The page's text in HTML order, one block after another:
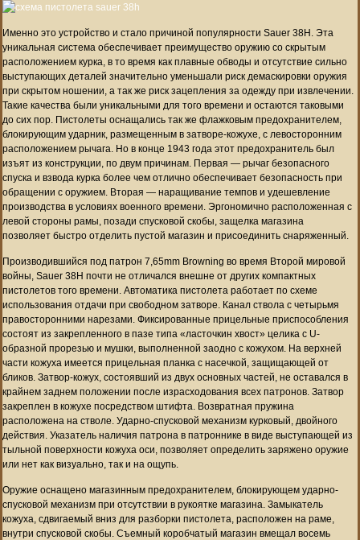
Именно это устройство и стало причиной популярности Sauer 38H. Эта
уникальная система обеспечивает преимущество оружию со скрытым
расположением курка, в то время как плавные обводы и отсутствие сильно
выступающих деталей значительно уменьшали риск демаскировки оружия
при скрытом ношении, а так же риск зацепления за одежду при извлечении.
Такие качества были уникальными для того времени и остаются таковыми
до сих пор. Пистолеты оснащались так же флажковым предохранителем,
блокирующим ударник, размещенным в затворе-кожухе, с левосторонним
расположением рычага. Но в конце 1943 года этот предохранитель был
изъят из конструкции, по двум причинам. Первая — рычаг безопасного
спуска и взвода курка более чем отлично обеспечивает безопасность при
обращении с оружием. Вторая — наращивание темпов и удешевление
производства в условиях военного времени. Эргономично расположенная с
левой стороны рамы, позади спусковой скобы, защелка магазина
позволяет быстро отделить пустой магазин и присоединить снаряженный.
Производившийся под патрон 7,65mm Browning во время Второй мировой
войны, Sauer 38H почти не отличался внешне от других компактных
пистолетов того времени. Автоматика пистолета работает по схеме
использования отдачи при свободном затворе. Канал ствола с четырьмя
правосторонними нарезами. Фиксированные прицельные приспособления
состоят из закрепленного в пазе типа «ласточкин хвост» целика с U-
образной прорезью и мушки, выполненной заодно с кожухом. На верхней
части кожуха имеется прицельная планка с насечкой, защищающей от
бликов. Затвор-кожух, состоявший из двух основных частей, не оставался в
крайнем заднем положении после израсходования всех патронов. Затвор
закреплен в кожухе посредством штифта. Возвратная пружина
расположена на стволе. Ударно-спусковой механизм курковый, двойного
действия. Указатель наличия патрона в патроннике в виде выступающей из
тыльной поверхности кожуха оси, позволяет определить заряжено оружие
или нет как визуально, так и на ощупь.
Оружие оснащено магазинным предохранителем, блокирующем ударно-
спусковой механизм при отсутствии в рукоятке магазина. Замыкатель
кожуха, сдвигаемый вниз для разборки пистолета, расположен на раме,
внутри спусковой скобы. Съемный коробчатый магазин вмещал восемь